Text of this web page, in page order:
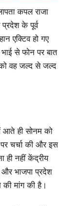
कपल राजा
के पूर्व
एक्टिव हो गए
से फोन पर बात
वह जल्द से जल्द
आते ही सोनम को
चर्चा की और इस
ही नहीं केंद्रीय
और भाजपा प्रदेश
की मांग की है।